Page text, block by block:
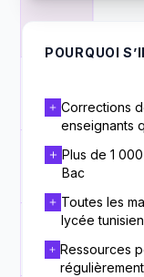
POURQUOI
Corrections
enseignants
Plus de 1
Bac
Toutes les
lycée tunisien
Ressources